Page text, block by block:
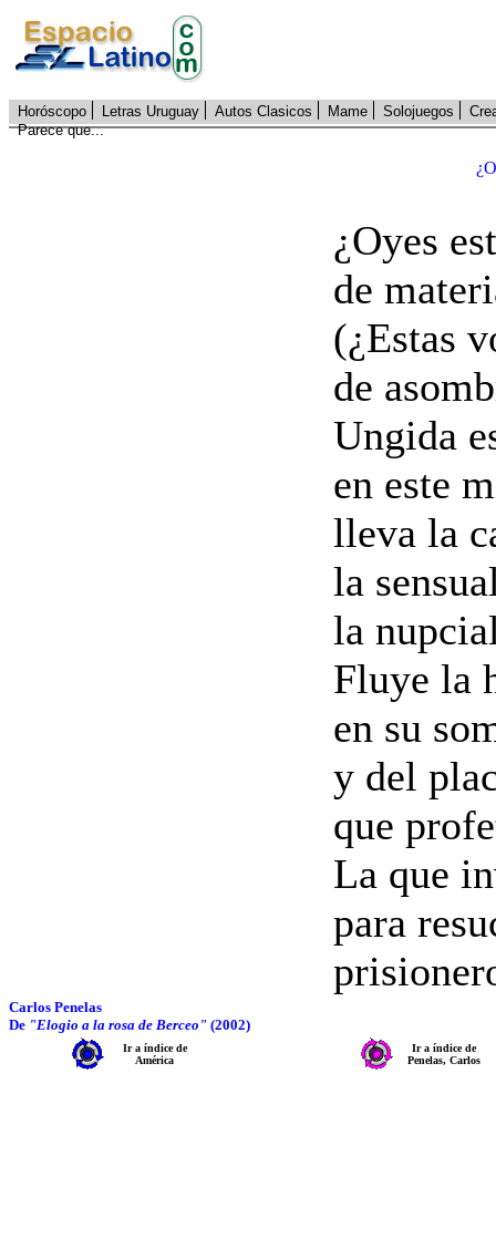
Horóscopo Letras Uruguay Autos Clasicos Mame Solojuegos
Parece que...
¿Oyes
de
(¿Estas
de
Ungida
en este
lleva la
la
la
Fluye la
en su
y del
que
La que
para
Carlos Penelas
De "Elogio a la rosa de Berceo" (2002)
Ir a índice de
América
Ir a índice de
Penelas, Carlos